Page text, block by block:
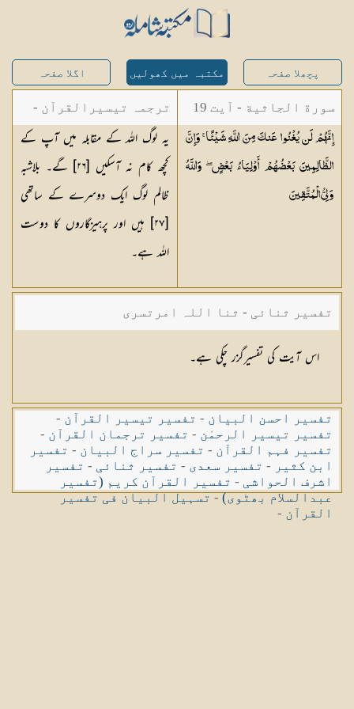
پچھلا صفحہ مکتبہ میں کھولیں اگلا صفحہ
سورة الجاثية - آیت 19
إِنَّهُمْ لَن يُغْنُوا عَنكَ مِنَ اللَّهِ شَيْئًا ۚ وَإِنَّ
الظَّالِمِينَ بَعْضُهُمْ أَوْلِيَاءُ بَعْضٍ ۖ وَاللَّهُ
وَلِيُّالْمُتَّقِينَ
ترجمہ تیسیرالقرآن -
مولانا عبد الرحمن
کیلانی
یہ لوگ اللہ کے مقابلہ میں آپ کے
کچھ کام نہ آسکیں [٢٦] گے۔ بلاشبہ
ظالم لوگ ایک دوسرے کے ساتھی
[٢٧] ہیں اور پرہیزگاروں کا دوست
اللہ ہے۔
تفسیر ثنائی - ثنا اللہ امرتسری
اس آیت کی تفسیرگزر چکی ہے۔
تفسیر احسن البیان - تفسیر تیسیر القرآن -
تفسیر تیسیر الرحمٰن - تفسیر ترجمان القرآن -
تفسیر فہم القرآن - تفسیر سراج البیان - تفسیر
ابن کثیر - تفسیر سعدی - تفسیر ثنائی - تفسیر
اشرف الحواشی - تفسیر القرآن کریم (تفسیر
عبدالسلام بھٹوی)-تسہیل البیان فی تفسیر
القرآن -